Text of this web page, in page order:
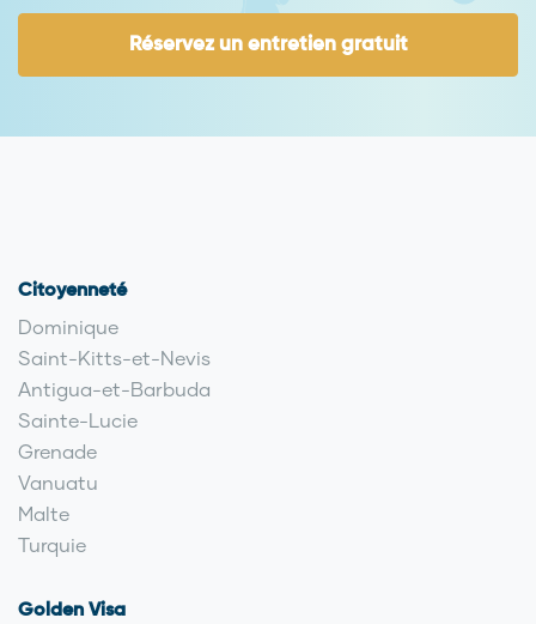
Réservez un entretien gratuit
Citoyenneté
Dominique
Saint-Kitts-et-Nevis
Antigua-et-Barbuda
Sainte-Lucie
Grenade
Vanuatu
Malte
Turquie
Golden Visa